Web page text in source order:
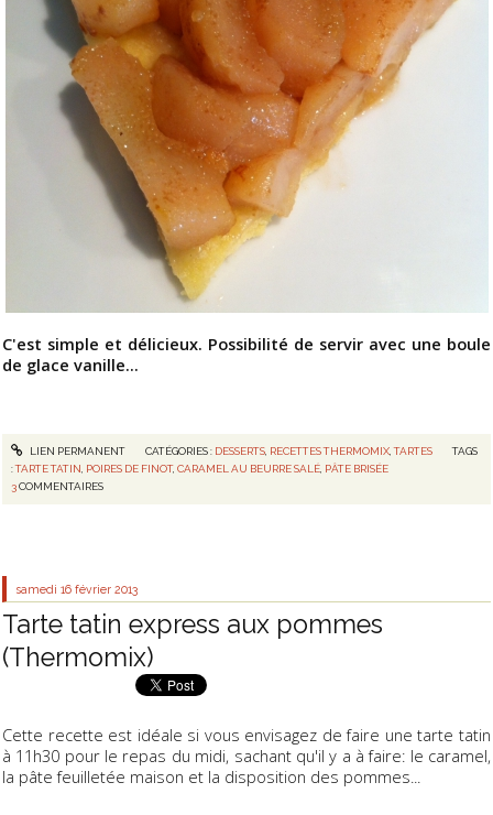
C'est simple et délicieux. Possibilité de servir avec une boule
de glace vanille...
LIEN PERMANENT CATÉGORIES : DESSERTS, RECETTES THERMOMIX,TARTES
TAGS
:TARTE TATIN, POIRES DE FINOT,CARAMEL AU BEURRE SALÉ, PÂTE BRISÉE
3COMMENTAIRES
samedi 16 février 2013
Tarte tatin express aux pommes
(Thermomix)
Cette recette est idéale si vous envisagez de faire une tarte tatin
à 11h30 pour le repas du midi, sachant qu'il y a à faire: le caramel,
la pâte feuilletée maison et la disposition des pommes...